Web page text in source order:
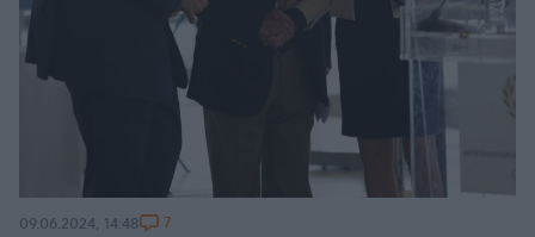
09.06.2024, 14:48 7